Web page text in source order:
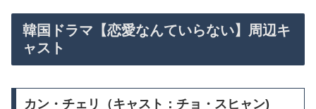
韓国ドラマ【恋愛なんていらない】周辺キ
ャスト
カン・チェリ（キャスト：チョ・スヒャン)